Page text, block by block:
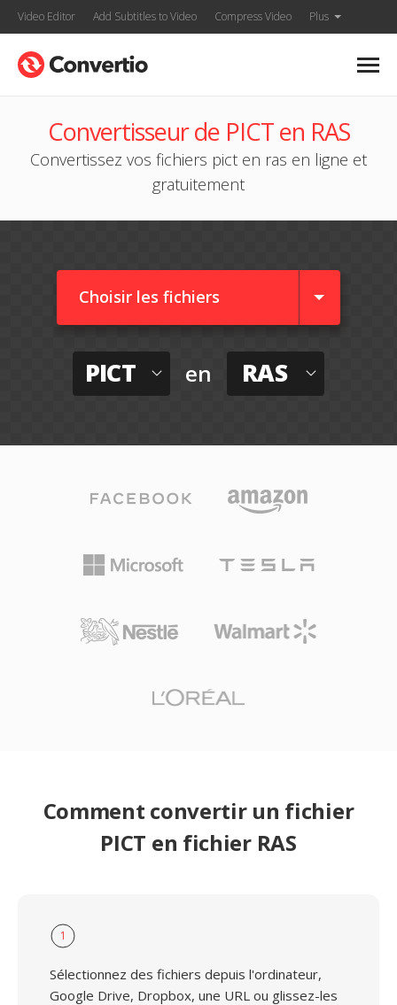
Video Editor Add Subtitles to Video Compress Video Plus
Convertisseur de PICT en RAS
Convertissez vos fichiers pict en ras en ligne et
gratuitement
Choisir les fichiers
PICT en RAS
Comment convertir un fichier
PICT en fichier RAS
1
Sélectionnez des fichiers depuis l'ordinateur,
Google Drive, Dropbox, une URL ou glissez-les